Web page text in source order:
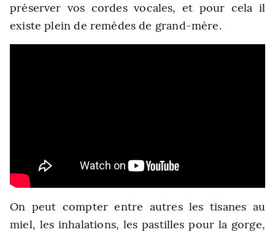
préserver vos cordes vocales, et pour cela il
existe plein de remèdes de grand-mère.
On peut compter entre autres les tisanes au
miel, les inhalations, les pastilles pour la gorge,